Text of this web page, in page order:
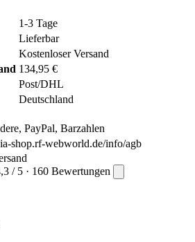
1-3 Tage
Lieferbar
Kostenloser Versand
134,95 €
Post/DHL
Deutschland
PayPal, Barzahlen
shop.rf-webworld.de/info/agb
/ 5 · 160 Bewertungen